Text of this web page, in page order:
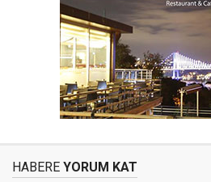
HABERE YORUM KAT